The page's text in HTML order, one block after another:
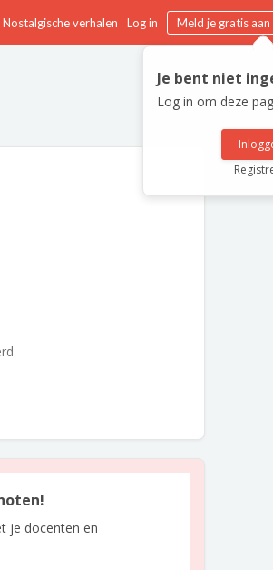
Nostalgische verhalen Log in Meld je gratis aan
Je bent niet
Log in om deze
je docenten en